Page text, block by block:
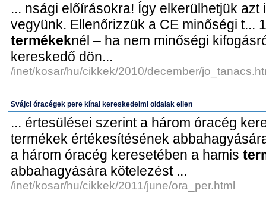
... nsági előírásokra! Így elkerülhetjük
vegyünk. Ellenőrizzük a CE minőségi t...
termékeknél – ha nem minőségi
kereskedő dön...
/inet/kosar/hu/cikkek/2010/december/
Svájci óracégek pere kínai kereskedelmi oldalak ellen
... értesülései szerint a három óracég
termékek értékesítésének
a három óracég keresetében a hamis
abbahagyására kötelezést ...
/inet/kosar/hu/cikkek/2011/june/ora_per.html